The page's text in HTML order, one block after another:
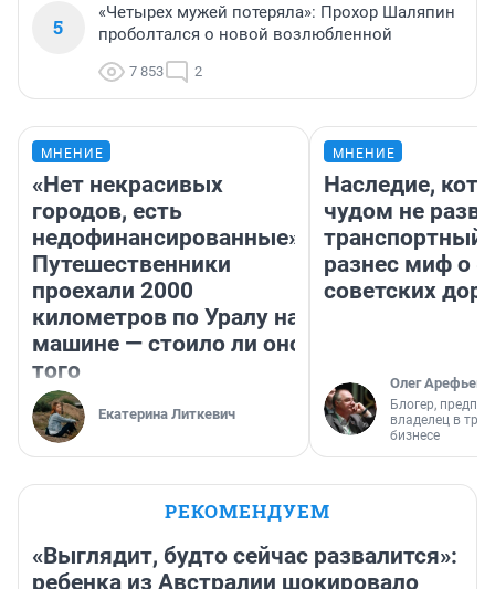
5
«Четырех мужей потеряла»: Прохор Шаляпин
проболтался о новой возлюбленной
7 853 2
МНЕНИЕ
«Нет некрасивых
городов, есть
недофинансированные».
Путешественники
проехали 2000
километров по Уралу на
машине — стоило ли оно
того
Екатерина Литкевич
МНЕНИЕ
Наследие,
чудом не
транспортный
разнес миф о
советских
Олег Арефьев
Блогер,
владелец в
бизнесе
РЕКОМЕНДУЕМ
«Выглядит, будто сейчас развалится»:
ребенка из Австралии шокировало